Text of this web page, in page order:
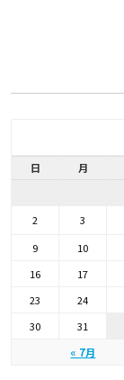
日 月
« 7月
2
3
9
10
16
17
23
24
30
31